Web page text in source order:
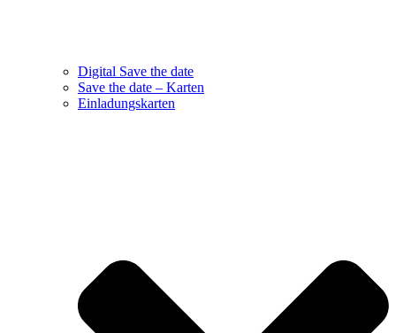
Digital Save the date
Save the date – Karten
Einladungskarten